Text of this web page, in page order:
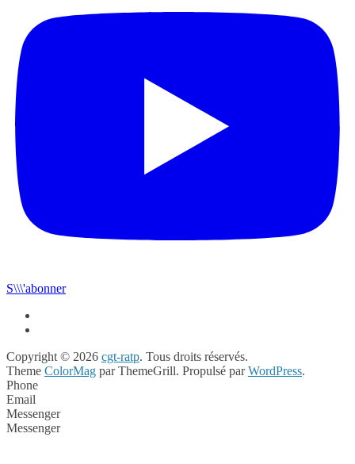
S\\\'abonner
Copyright © 2026 cgt-ratp. Tous droits réservés.
Theme ColorMag par ThemeGrill. Propulsé parWordPress.
Phone
Email
Messenger
Messenger